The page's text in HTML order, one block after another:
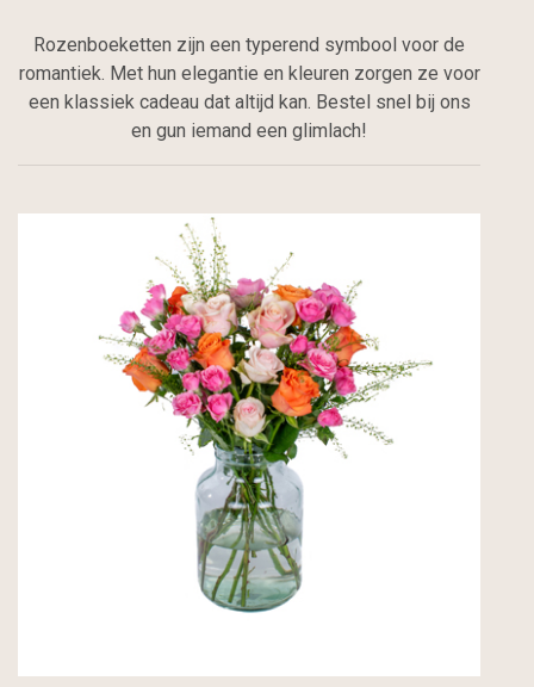
Rozenboeketten zijn een typerend symbool voor de
romantiek. Met hun elegantie en kleuren zorgen ze voor
een klassiek cadeau dat altijd kan. Bestel snel bij ons
en gun iemand een glimlach!